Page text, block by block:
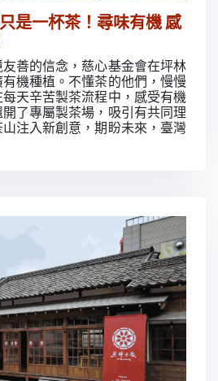
是一杯茶！尋味有機 感
善的信念，慈心基金會在坪林
機種植。不懂茶的他們，慢慢
天辛苦製茶流程中，感受有機
了專屬製茶場，吸引有共同理
注入新創意，期盼未來，臺灣